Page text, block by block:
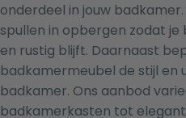
onderdeel in jouw badkamer.
spullen in opbergen zodat
en rustig blijft. Daarnaast
badkamermeubel de stijl en
badkamer. Ons aanbod
badkamerkasten tot